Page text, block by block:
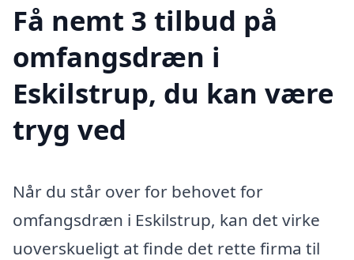
Få nemt 3 tilbud på
omfangsdræn i
Eskilstrup, du kan være
tryg ved
Når du står over for behovet for
omfangsdræn i Eskilstrup, kan det virke
uoverskueligt at finde det rette firma til